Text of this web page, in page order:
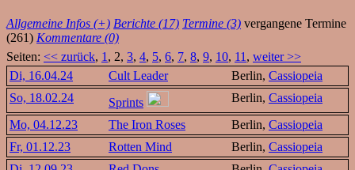
Allgemeine Infos (+) Berichte (17) Termine (3) vergangene Termine
(261) Kommentare (0)
Seiten: << zurück, 1 , 2, 3, 4, 5, 6, 7, 8, 9, 10, 11 , weiter >>
Di, 16.04.24
Cult Leader Berlin, Cassiopeia
So, 18.02.24
Sprints Berlin, Cassiopeia
Mo, 04.12.23
The Iron Roses Berlin, Cassiopeia
Fr, 01.12.23
Rotten Mind Berlin, Cassiopeia